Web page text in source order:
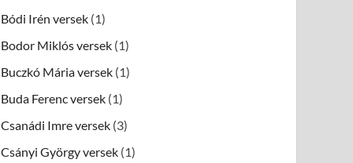
Bódi Irén versek (1)
Bodor Miklós versek (1)
Buczkó Mária versek (1)
Buda Ferenc versek (1)
Csanádi Imre versek (3)
Csányi György versek (1)